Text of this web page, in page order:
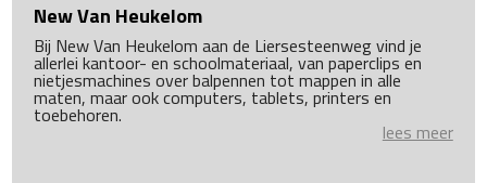
New Van Heukelom
Bij New Van Heukelom aan de Liersesteenweg vind je
allerlei kantoor- en schoolmateriaal, van paperclips en
nietjesmachines over balpennen tot mappen in alle
maten, maar ook computers, tablets, printers en
toebehoren.
lees meer